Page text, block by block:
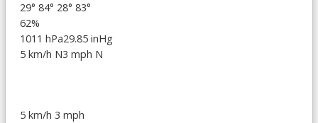
29° 84° 28° 83°
62%
1011 hPa29.85 inHg
5 km/h N3 mph N
5 km/h 3 mph